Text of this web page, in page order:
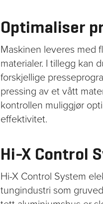
Optimaliser
Maskinen leveres med
materialer. I tillegg kan
forskjellige
pressing av et vått
kontrollen muliggjør
effektivitet.
Hi-X Control
Hi-X Control System
tungindustri som